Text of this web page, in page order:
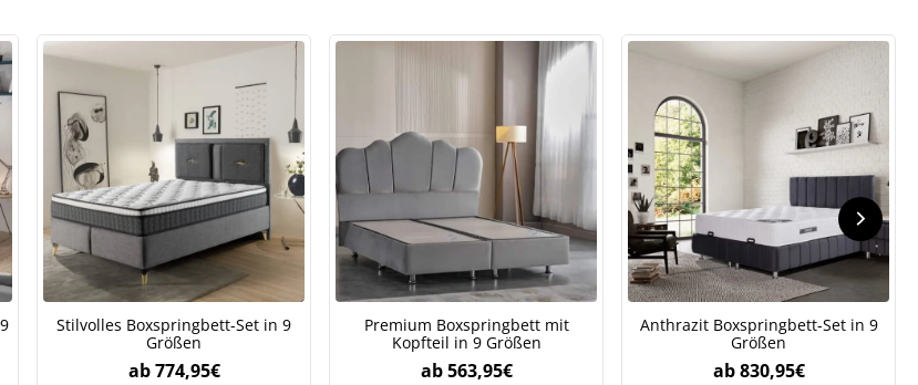
Stilvolles Boxspringbett-Set in 9
Größen
ab774,95€
Premium Boxspringbett mit
Kopfteil in 9 Größen
ab563,95€
Anthrazit Boxspringbett-Set in 9
Größen
ab830,95€
Jetzt 5% Rabatt
auf Ihre erste Bestellung sichern!
Meinen Code senden
auf dem Laufenden über Neuigkeiten und Angebote.